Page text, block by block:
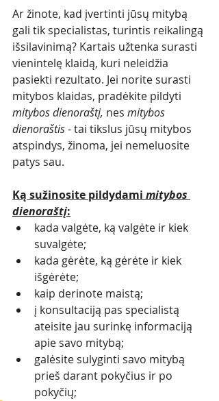
Ar žinote, kad įvertinti jūsų mitybą
gali tik specialistas, turintis reikalingą
išsilavinimą? Kartais užtenka surasti
vienintelę klaidą, kuri neleidžia
pasiekti rezultato. Jei norite surasti
mitybos klaidas, pradėkite pildyti
mitybos dienoraštį, nes mitybos
dienoraštis - tai tikslus jūsų mitybos
atspindys, žinoma, jei nemeluosite
patys sau.
Ką sužinosite pildydami mitybos
dienoraštį:
kada valgėte, ką valgėte ir kiek
suvalgėte;
kada gėrėte, ką gėrėte ir kiek
išgėrėte;
kaip derinote maistą;
į konsultaciją pas specialistą
ateisite jau surinkę informaciją
apie savo mitybą;
galėsite sulyginti savo mitybą
prieš darant pokyčius ir po
pokyčių;